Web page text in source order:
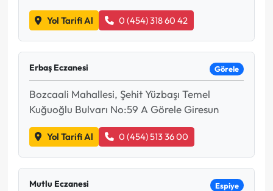
Yol Tarifi Al 0 (454) 318 60 42
Erbaş Eczanesi Görele
Bozcaali Mahallesi, Şehit Yüzbaşı Temel
Kuğuoğlu Bulvarı No:59 A Görele Giresun
Yol Tarifi Al 0 (454) 513 36 00
Mutlu Eczanesi Espiye